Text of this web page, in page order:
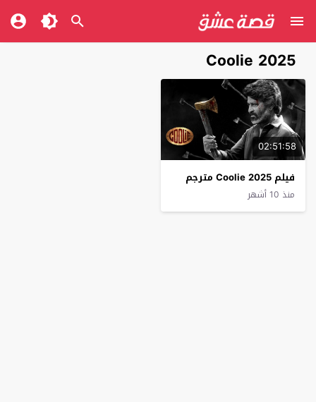
Coolie 2025
02:51:58
فيلم Coolie 2025 مترجم
منذ 10 أشهر